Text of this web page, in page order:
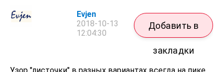
Evjen
2018-10-13
12:04:30
Добавить в
закладки